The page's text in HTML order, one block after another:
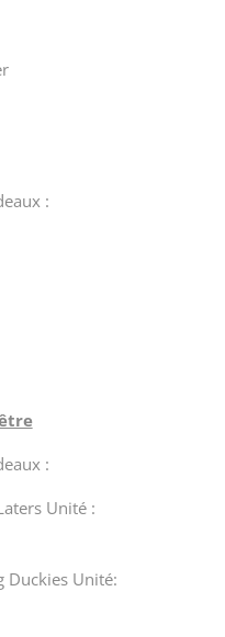
:
:
Unité :
Duckies Unité: